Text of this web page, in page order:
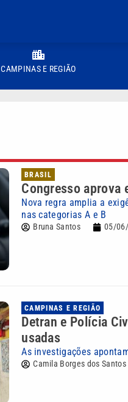
CAMPINAS E REGIÃO
BRASIL
Congresso aprova
Nova regra amplia a
nas categorias A e B
Bruna Santos 05/
CAMPINAS E REGIÃO
Detran e Polícia
usadas
As investigações
Camila Borges dos Santos